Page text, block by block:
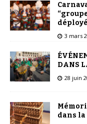
3 mars
DANS
28 juin
dans la